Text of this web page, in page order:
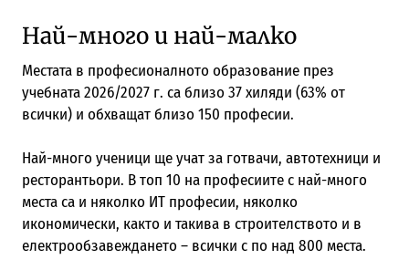
Най-много и най-малко
Местата в професионалното образование през
учебната 2026/2027 г. са близо 37 хиляди (63% от
всички) и обхващат близо 150 професии.
Най-много ученици ще учат за готвачи, автотехници и
ресторантьори. В топ 10 на професиите с най-много
места са и няколко ИТ професии, няколко
икономически, както и такива в строителството и в
електрообзавеждането – всички с по над 800 места.